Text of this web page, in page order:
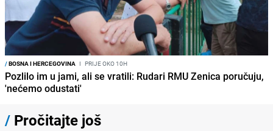
/BOSNA I HERCEGOVINA I PRIJE OKO 10H
Pozlilo im u jami, ali se vratili: Rudari RMU Zenica poručuju,
'nećemo odustati'
/ Pročitajte još